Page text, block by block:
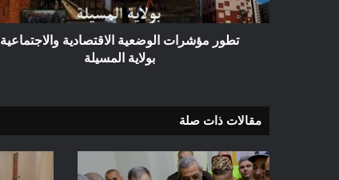
تطور مؤشرات الوضعية الاقتصادية والاجتماعية
بولاية المسيلة
مقالات ذات صلة